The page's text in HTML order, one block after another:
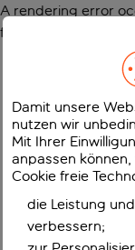
A rendering error
function
Damit unsere
nutzen wir
Mit Ihrer
anpassen
Cookie freie
die Leistung
verbessern;